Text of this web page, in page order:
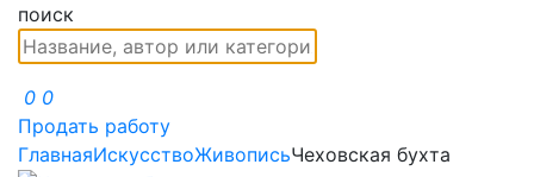
поиск
0 0
Продать работу
ГлавнаяИскусствоЖивописьЧеховская бухта